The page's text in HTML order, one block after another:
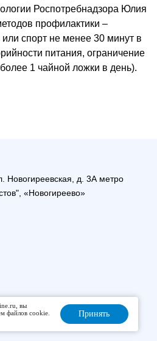
Роспотребнадзора Юлия
профилактики –
или спорт не менее 30 минут в
питания, ограничение
1 чайной ложки в день).
Новогиреевская, д. 3А метро
«Новогиреево»
вы
файлов cookie.
Принять